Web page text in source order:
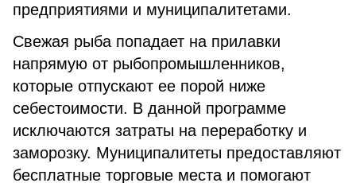
предприятиями и муниципалитетами.
Свежая рыба попадает на прилавки
напрямую от рыбопромышленников,
которые отпускают ее порой ниже
себестоимости. В данной программе
исключаются затраты на переработку и
заморозку. Муниципалитеты предоставляют
бесплатные торговые места и помогают